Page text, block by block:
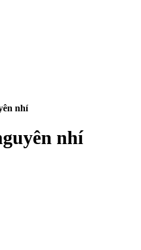
nhí
nhí